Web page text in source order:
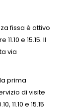
fissa è attivo
e 15.15. Il
via
prima
di visite
11.10 e 15.15